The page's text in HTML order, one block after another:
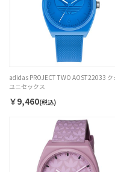
adidas PROJECT TWO AOST22033 ク
ユニセックス
￥9,460(税込)